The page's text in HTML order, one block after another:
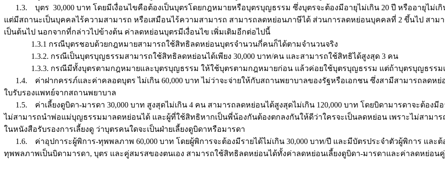
1.3. บุตร 30,000 บาท โดยมีเงื่อนไขคือต้องเป็นบุตรโดยกฎหมายหรือบุตรบุญธรรม ซึ่งบุตรจะต้องมีอายุไม่เกิน 20 ปี หรืออายุไม่เ
แต่มีสถานะเป็นบุคคลไร้ความสามารถ หรือเสมือนไร้ความสามารถ สามารถลดหย่อนภาษีได้ ส่วนการลดหย่อนบุคคลที่ 2 ขึ้นไป สามา
เป็นต้นไป นอกจากที่กล่าวไปข้างต้น ค่าลดหย่อนบุตรมีเงื่อนไข เพิ่มเติมอีกต่อไปนี้
1.3.1 กรณีบุตรชอบด้วยกฎหมายสามารถใช้สิทธิลดหย่อนบุตรจำนวนกี่คนก็ได้ตามจำนวนจริง
1.3.2. กรณีเป็นบุตรบุญธรรมสามารถใช้สิทธิลดหย่อนได้เพียง 30,000 บาท/คน และสามารถใช้สิทธิได้สูงสุด 3 คน
1.3.3. กรณีมีทั้งบุตรตามกฎหมายและบุตรบุญธรรม ให้ใช้บุตรตามกฎหมายก่อน แล้วค่อยใช้บุตรบุญธรรม แต่ถ้าบุตรบุญธรรมเ
1.4. ค่าฝากครรภ์และค่าคลอดบุตร ไม่เกิน 60,000 บาท ไม่ว่าจะจ่ายให้กับสถานพยาบาลของรัฐหรือเอกชน ซึ่งสามีสามารถลดหย่
ใบรับรองแพทย์จากสถานพยาบาล
1.5. ค่าเลี้ยงดูบิดา-มารดา 30,000 บาท สูงสุดไม่เกิน 4 คน สามารถลดหย่อนได้สูงสุดไม่เกิน 120,000 บาท โดยบิดามารดาจะต้องมี
ไม่สามารถนำพ่อแม่บุญธรรมมาลดหย่อนได้ และผู้ที่ใช้สิทธิหากเป็นพี่น้องกันต้องตกลงกันให้ดีว่าใครจะเป็นลดหย่อน เพราะไม่สามา
ในหนังสือรับรองการเลี้ยงดู ว่าบุตรคนใดจะเป็นฝ่ายเลี้ยงดูบิดาหรือมารดา
1.6. ค่าอุปการะผู้พิการ-ทุพพลภาพ 60,000 บาท โดยผู้พิการจะต้องมีรายได้ไม่เกิน 30,000 บาท/ปี และมีบัตรประจำตัวผู้พิการ และ
ทุพพลภาพเป็นบิดามารดา, บุตร และคู่สมรสของตนเอง สามารถใช้สิทธิลดหย่อนได้ทั้งค่าลดหย่อนเลี้ยงดูบิดา-มารดาและค่าลดหย่อน